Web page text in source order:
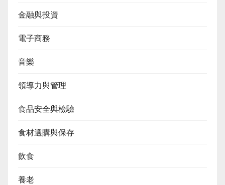
金融與投資
電子商務
音樂
領導力與管理
食品安全與檢驗
食材選購與保存
飲食
養老